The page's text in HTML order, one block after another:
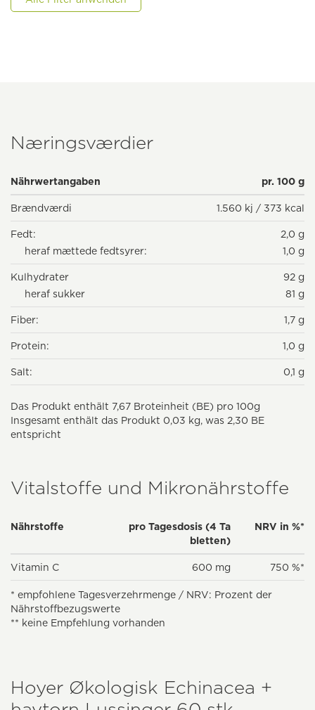
Næringsværdier
Nährwertangaben pr. 100 g
Brændværdi 1.560 kj / 373 kcal
Fedt:
2,0 g
heraf mættede fedtsyrer:
1,0 g
Kulhydrater
92 g
heraf sukker
81 g
Fiber: 1,7 g
Protein: 1,0 g
Salt: 0,1 g
Das Produkt enthält 7,67 Broteinheit (BE) pro 100g
Insgesamt enthält das Produkt 0,03 kg, was 2,30 BE
entspricht
Vitalstoffe und Mikronährstoffe
Nährstoffe
pro Tagesdosis (4 Ta
bletten)
NRV in %*
Vitamin C 600 mg 750 %*
* empfohlene Tagesverzehrmenge / NRV: Prozent der
Nährstoffbezugswerte
** keine Empfehlung vorhanden
Hoyer Økologisk Echinacea +